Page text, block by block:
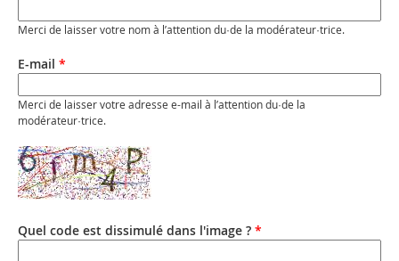
Merci de laisser votre nom à l’attention du·de la modérateur·trice.
E-mail *
Merci de laisser votre adresse e-mail à l’attention du·de la
modérateur·trice.
Quel code est dissimulé dans l'image ? *